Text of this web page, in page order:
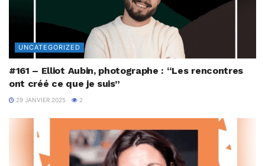
UNCATEGORIZED
#161 – Elliot Aubin, photographe : “Les rencontres
ont créé ce que je suis”
29 JANVIER 2025 2